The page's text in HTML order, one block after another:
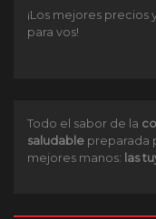
¡Los mejores precios
para vos!
Todo el sabor de la
saludable preparada
mejores manos: las